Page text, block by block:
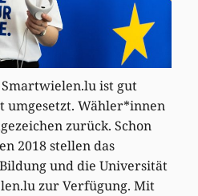
ist gut
umgesetzt. Wähler*innen
zurück. Schon
2018 stellen das
und die Universität
zur Verfügung. Mit